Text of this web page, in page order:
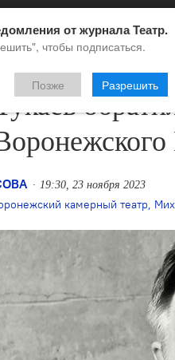
19:30, 23 ноября 2023
камерный театр,
от журнала Театр.
чтобы подписаться.
Позже Разрешить